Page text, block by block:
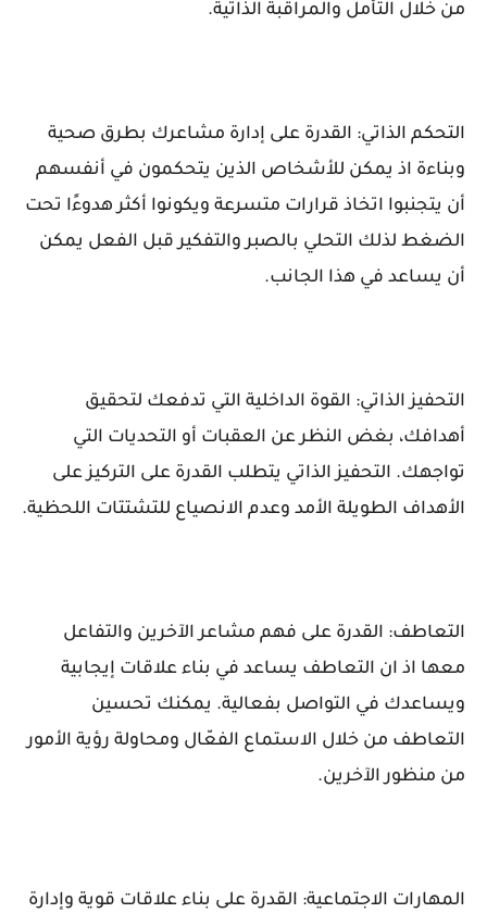
من خلال التأمل والمراقبة الذاتية.
التحكم الذاتي: القدرة على إدارة مشاعرك بطرق صحية
وبناءة اذ يمكن للأشخاص الذين يتحكمون في أنفسهم
أن يتجنبوا اتخاذ قرارات متسرعة ويكونوا أكثر هدوءًا تحت
الضغط لذلك التحلي بالصبر والتفكير قبل الفعل يمكن
أن يساعد في هذا الجانب.
التحفيز الذاتي: القوة الداخلية التي تدفعك لتحقيق
أهدافك، بغض النظر عن العقبات أو التحديات التي
تواجهك. التحفيز الذاتي يتطلب القدرة على التركيز على
الأهداف الطويلة الأمد وعدم الانصياع للتشتتات اللحظية.
التعاطف: القدرة على فهم مشاعر الآخرين والتفاعل
معها اذ ان التعاطف يساعد في بناء علاقات إيجابية
ويساعدك في التواصل بفعالية. يمكنك تحسين
التعاطف من خلال الاستماع الفعّال ومحاولة رؤية الأمور
من منظور الآخرين.
المهارات الاجتماعية: القدرة على بناء علاقات قوية وإدارة